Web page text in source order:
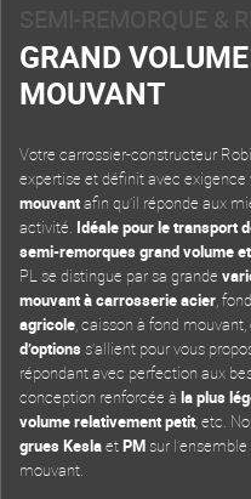
SEMI-REMORQUE &
GRAND
MOUVANT
Votre carrossier-constructeur
expertise et définit avec exigence
mouvantafin qu’il réponde aux
activité. Idéale pour le transport
semi-remorques grand volume
PL se distingue par sa grande
mouvant à carrosserie acier,
agricole, caisson à fond mouvant,
d’optionss’allient pour vous
répondant avec perfection aux
conception renforcée à la plus
volume relativement petit, etc.
grues KeslaetPMsur
mouvant.